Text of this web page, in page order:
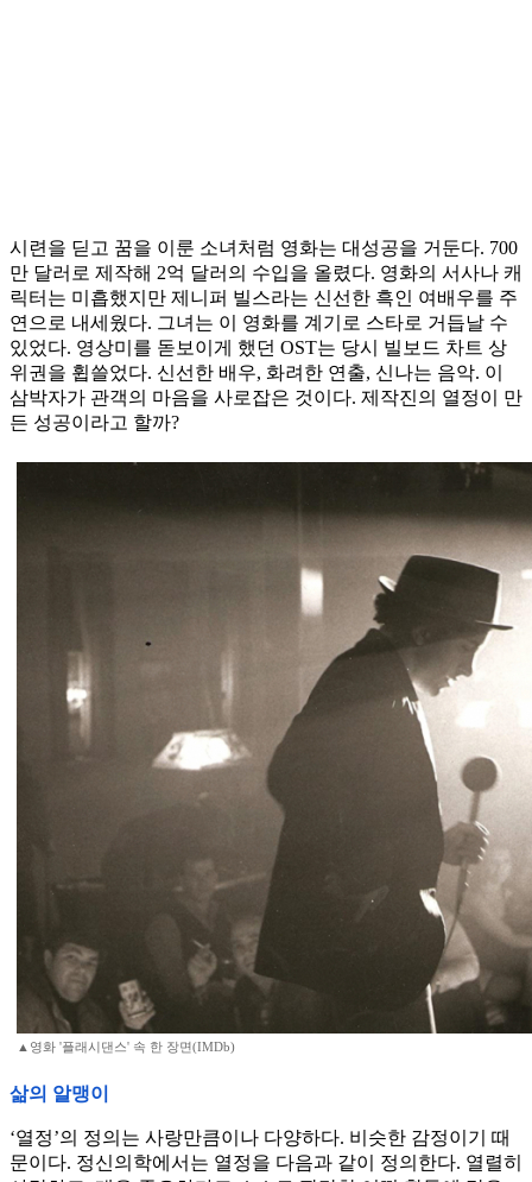
시련을 딛고 꿈을 이룬 소녀처럼 영화는 대성공을 거둔다. 700
만 달러로 제작해 2억 달러의 수입을 올렸다. 영화의 서사나 캐
릭터는 미흡했지만 제니퍼 빌스라는 신선한 흑인 여배우를 주
연으로 내세웠다. 그녀는 이 영화를 계기로 스타로 거듭날 수
있었다. 영상미를 돋보이게 했던 OST는 당시 빌보드 차트 상
위권을 휩쓸었다. 신선한 배우, 화려한 연출, 신나는 음악. 이
삼박자가 관객의 마음을 사로잡은 것이다. 제작진의 열정이 만
든 성공이라고 할까?
▲영화 '플래시댄스' 속 한 장면(IMDb)
삶의 알맹이
‘열정’의 정의는 사랑만큼이나 다양하다. 비슷한 감정이기 때
문이다. 정신의학에서는 열정을 다음과 같이 정의한다. 열렬히